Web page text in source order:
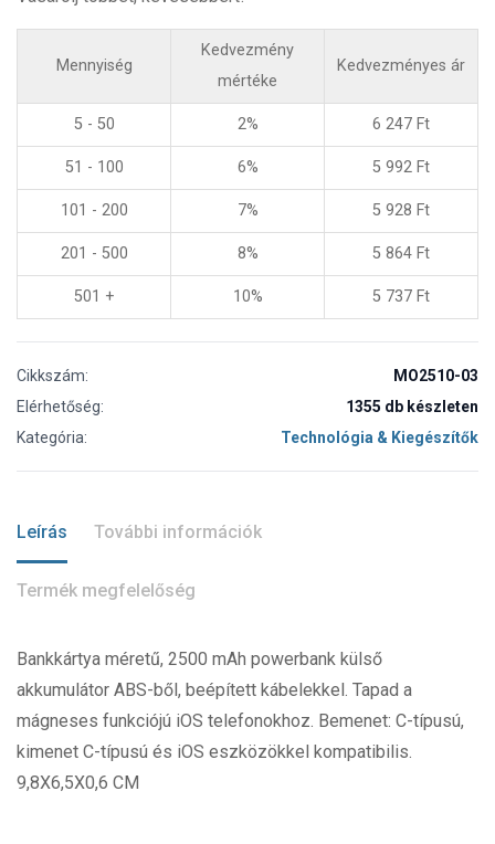
Mennyiség
Kedvezmény
mértéke
Kedvezményes ár
5 - 50 2% 6 247 Ft
51 - 100 6% 5 992 Ft
101 - 200 7% 5 928 Ft
201 - 500 8% 5 864 Ft
501 + 10% 5 737 Ft
Cikkszám:
MO2510-03
Elérhetőség:
1355 db készleten
Kategória:
Technológia & Kiegészítők
Leírás További információk
Termék megfelelőség
Bankkártya méretű, 2500 mAh powerbank külső
akkumulátor ABS-ből, beépített kábelekkel. Tapad a
mágneses funkciójú iOS telefonokhoz. Bemenet: C-típusú,
kimenet C-típusú és iOS eszközökkel kompatibilis.
9,8X6,5X0,6 CM